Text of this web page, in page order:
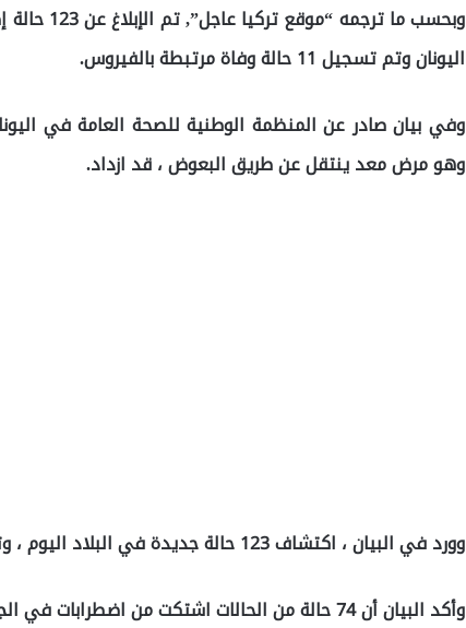
اليونان وتم تسجيل 11 حالة وفاة مرتبطة بالفيروس.
وهو مرض معد ينتقل عن طريق البعوض ، قد ازداد.
وورد في البيان ، اكتشاف 123 حالة جديدة في البلاد اليوم ، وتوفي 11 شخصًا بسبب الفيروس.
وأكد البيان أن 74 حالة من الحالات اشتكت من